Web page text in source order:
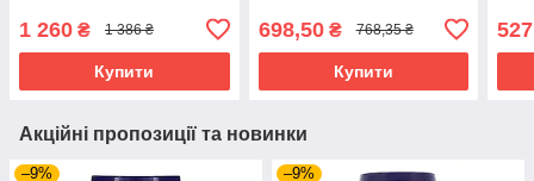
1 260 ₴ 1 386 ₴
Купити
698,50₴ 768,35 ₴
Купити
Акційні пропозиції та новинки
–9% –9%